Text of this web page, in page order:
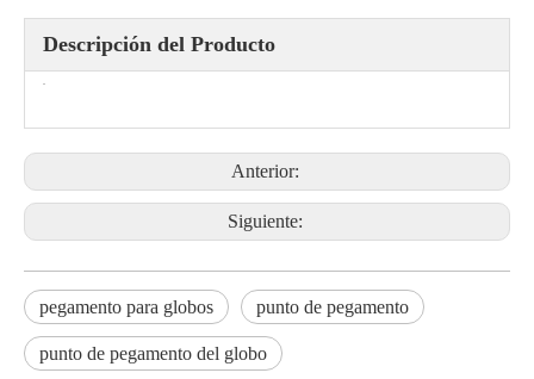
Descripción del Producto
Anterior:
Siguiente:
pegamento para globos punto de pegamento
punto de pegamento del globo